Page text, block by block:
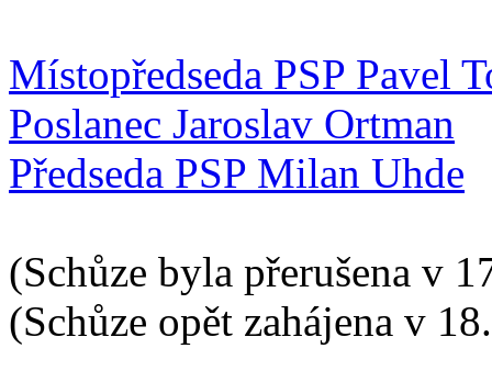
Místopředseda PSP Pavel
Poslanec Jaroslav Ortman
Předseda PSP Milan Uhde
(Schůze byla přerušena v
(Schůze opět zahájena v